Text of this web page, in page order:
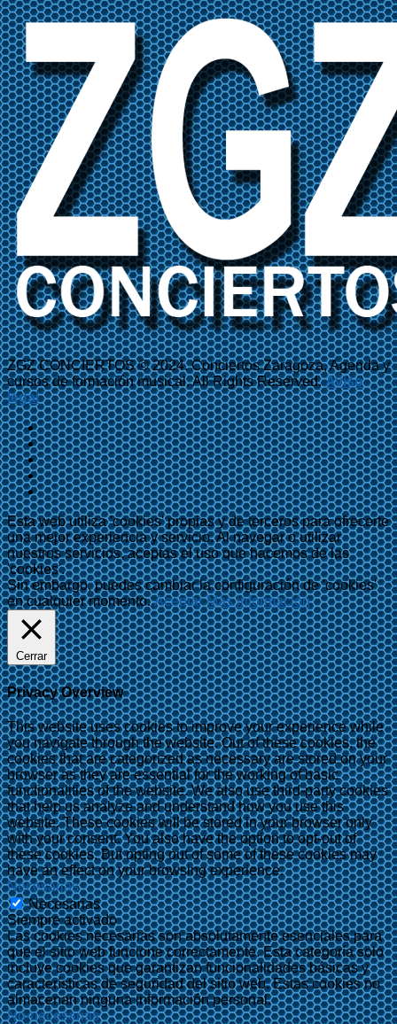
ZGZ CONCIERTOS © 2024. Conciertos Zaragoza, Agenda y
cursos de formación musical. All Rights Reserved.Aviso
legal
Esta web utiliza 'cookies' propias y de terceros para ofrecerte
una mejor experiencia y servicio. Al navegar o utilizar
nuestros servicios, aceptas el uso que hacemos de las
'cookies'.
Sin embargo, puedes cambiar la configuración de 'cookies'
en cualquier momento.Aceptar Más información
Cerrar
Privacy Overview
This website uses cookies to improve your experience while
you navigate through the website. Out of these cookies, the
cookies that are categorized as necessary are stored on your
browser as they are essential for the working of basic
functionalities of the website. We also use third-party cookies
that help us analyze and understand how you use this
website. These cookies will be stored in your browser only
with your consent. You also have the option to opt-out of
these cookies. But opting out of some of these cookies may
have an effect on your browsing experience.
Necesarias
Necesarias
Siempre activado
Las cookies necesarias son absolutamente esenciales para
que el sitio web funcione correctamente. Esta categoría solo
incluye cookies que garantizan funcionalidades básicas y
características de seguridad del sitio web. Estas cookies no
almacenan ninguna información personal.
No-necesarias